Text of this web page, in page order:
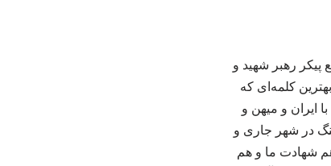
دوشنبه ۱۵ تیرماه در مراسم تشییع پیکر رهبر شهید و
کلمه‌ای که
ایران و میهن و
در شهر جاری و
شهادت ما و هم